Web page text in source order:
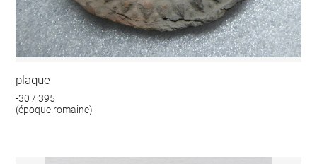
plaque
-30 / 395
(époque romaine)